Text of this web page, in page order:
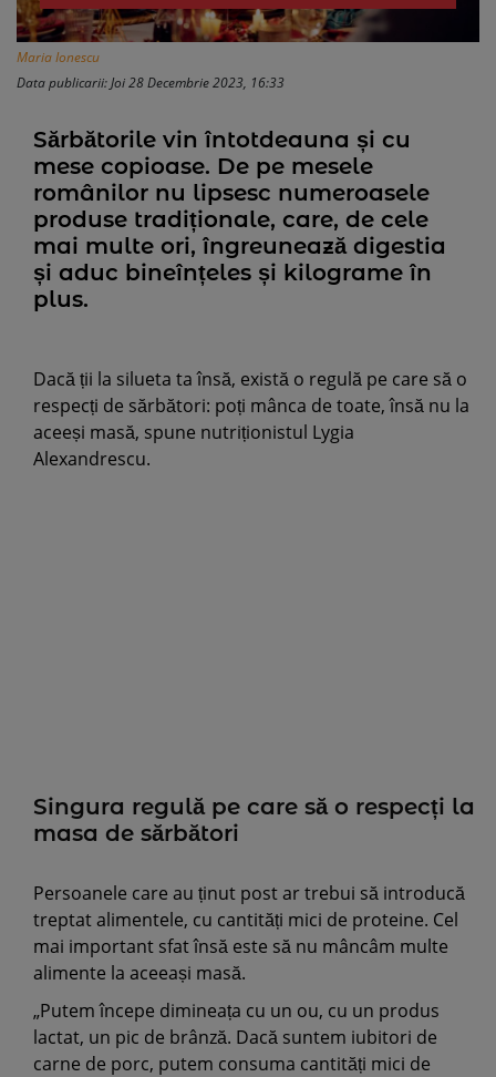
Maria Ionescu
Data publicarii: Joi 28 Decembrie 2023, 16:33
Sărbătorile vin întotdeauna și cu
mese copioase. De pe mesele
românilor nu lipsesc numeroasele
produse tradiționale, care, de cele
mai multe ori, îngreunează digestia
și aduc bineînțeles și kilograme în
plus.
Dacă ții la silueta ta însă, există o regulă pe care să o
respecți de sărbători: poți mânca de toate, însă nu la
aceeși masă, spune nutriționistul Lygia
Alexandrescu.
Singura regulă pe care să o respecți la
masa de sărbători
Persoanele care au ținut post ar trebui să introducă
treptat alimentele, cu cantități mici de proteine. Cel
mai important sfat însă este să nu mâncâm multe
alimente la aceeași masă.
„Putem începe dimineața cu un ou, cu un produs
lactat, un pic de brânză. Dacă suntem iubitori de
carne de porc, putem consuma cantități mici de